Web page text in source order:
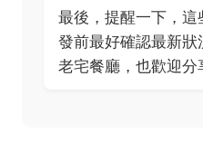
最後，提醒一下，這
發前最好確認最新
老宅餐廳，也歡迎分